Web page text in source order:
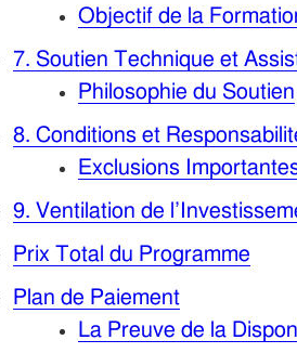
Objectif de la
7. Soutien Technique et
Philosophie du Soutien
8. Conditions et
Exclusions
9. Ventilation de
Prix Total du Programme
Plan de Paiement
La Preuve de la